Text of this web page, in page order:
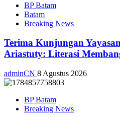
BP Batam
Batam
Breaking News
Terima Kunjungan
Ariastuty: Literasi
adminCN 8 Agustus 2026
BP Batam
Breaking News